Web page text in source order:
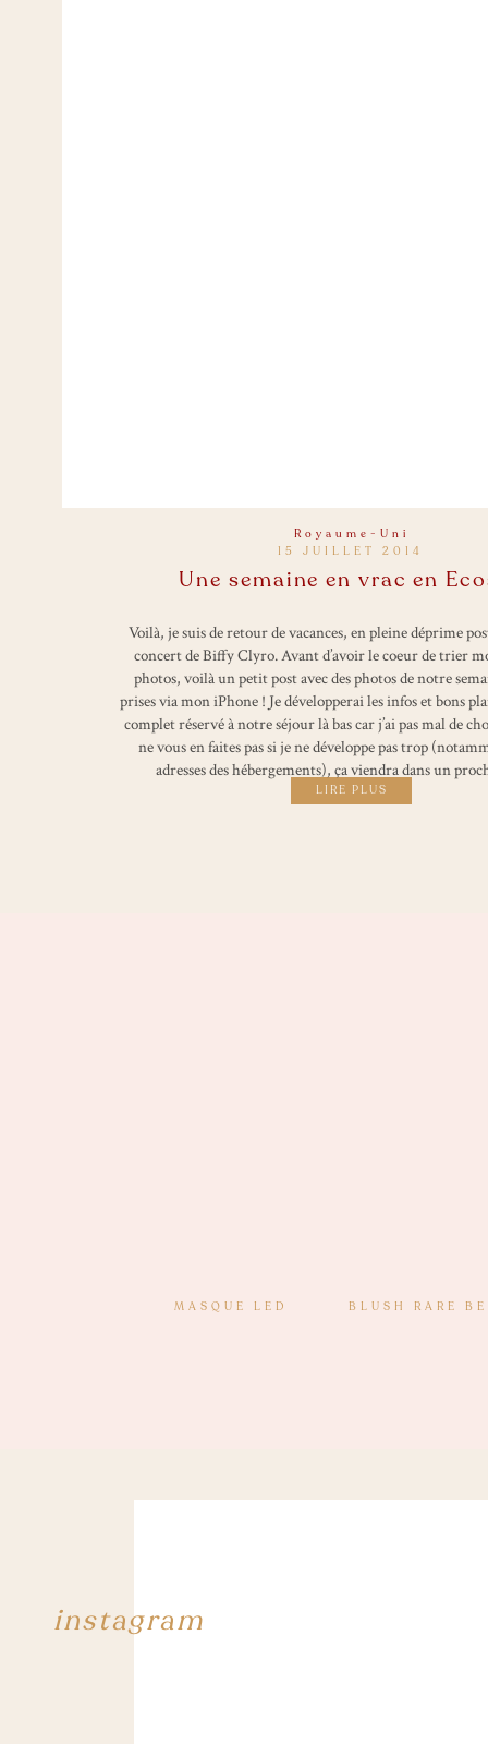
LIRE PLUS
Voilà, je suis de retour de vacances, en pleine déprime
concert de Biffy Clyro. Avant d’avoir le coeur de trier
photos, voilà un petit post avec des photos de notre
prises via mon iPhone ! Je développerai les infos et bons
complet réservé à notre séjour là bas car j’ai pas mal de
ne vous en faites pas si je ne développe pas trop
adresses des hébergements), ça viendra dans un
15 JUILLET 2014
Une semaine en vrac en
Royaume-Uni
MASQUE LED BLUSH RARE
instagram